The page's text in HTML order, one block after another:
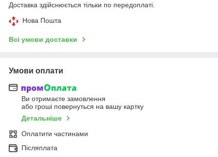
Доставка здійснюється тільки по передоплаті.
Нова Пошта
Всі умови доставки
Умови оплати
Ви отримаєте замовлення
або гроші повернуться на вашу картку
Детальніше
Оплатити частинами
Післяплата